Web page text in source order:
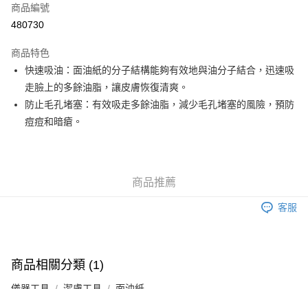
Apple Pay
AlipayHK
PayMe
WeChat Pay
銀行匯款 請將存款存到以下銀行帳戶，並於存款單據寫上訂單編號後電郵至
eshop@colourmix-cosmetics.com** **我們不會處理沒有提供存款單據的訂
單。 如果訂購後七個工作天內我們未能收到有關存款，有關訂單將被取消。
付款後順豐站及營業點取貨
商品編號
480730
商品特色
快速吸油：面油紙的分子結構能夠有效地與油分子結合，迅速吸
走臉上的多餘油脂，讓皮膚恢復清爽。
防止毛孔堵塞：有效吸走多餘油脂，減少毛孔堵塞的風險，預防
痘痘和暗瘡。
商品推薦
客服
商品相關分類 (1)